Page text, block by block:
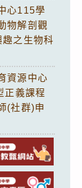
心115學
物解剖觀
之生物科
資源中心
正義課程
(社群)申